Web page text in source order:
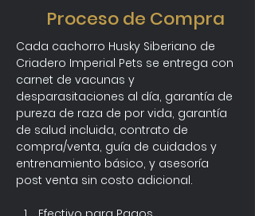
Proceso de Compra
Cada cachorro Husky Siberiano de
Criadero Imperial Pets se entrega con
carnet de vacunas y
desparasitaciones al día, garantía de
pureza de raza de por vida, garantía
de salud incluida, contrato de
compra/venta, guía de cuidados y
entrenamiento básico, y asesoría
post venta sin costo adicional.